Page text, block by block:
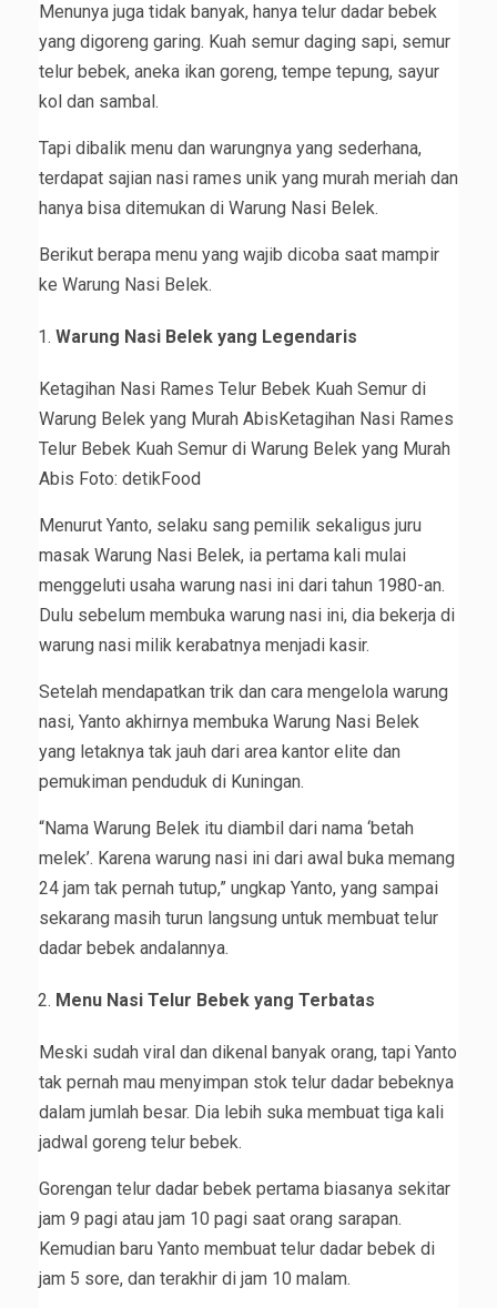
Menunya juga tidak banyak, hanya telur dadar bebek
yang digoreng garing. Kuah semur daging sapi, semur
telur bebek, aneka ikan goreng, tempe tepung, sayur
kol dan sambal.
Tapi dibalik menu dan warungnya yang sederhana,
terdapat sajian nasi rames unik yang murah meriah dan
hanya bisa ditemukan di Warung Nasi Belek.
Berikut berapa menu yang wajib dicoba saat mampir
ke Warung Nasi Belek.
Warung Nasi Belek yang Legendaris
Ketagihan Nasi Rames Telur Bebek Kuah Semur di
Warung Belek yang Murah AbisKetagihan Nasi Rames
Telur Bebek Kuah Semur di Warung Belek yang Murah
Abis Foto: detikFood
Menurut Yanto, selaku sang pemilik sekaligus juru
masak Warung Nasi Belek, ia pertama kali mulai
menggeluti usaha warung nasi ini dari tahun 1980-an.
Dulu sebelum membuka warung nasi ini, dia bekerja di
warung nasi milik kerabatnya menjadi kasir.
Setelah mendapatkan trik dan cara mengelola warung
nasi, Yanto akhirnya membuka Warung Nasi Belek
yang letaknya tak jauh dari area kantor elite dan
pemukiman penduduk di Kuningan.
“Nama Warung Belek itu diambil dari nama ‘betah
melek’. Karena warung nasi ini dari awal buka memang
24 jam tak pernah tutup,” ungkap Yanto, yang sampai
sekarang masih turun langsung untuk membuat telur
dadar bebek andalannya.
Menu Nasi Telur Bebek yang Terbatas
Meski sudah viral dan dikenal banyak orang, tapi Yanto
tak pernah mau menyimpan stok telur dadar bebeknya
dalam jumlah besar. Dia lebih suka membuat tiga kali
jadwal goreng telur bebek.
Gorengan telur dadar bebek pertama biasanya sekitar
jam 9 pagi atau jam 10 pagi saat orang sarapan.
Kemudian baru Yanto membuat telur dadar bebek di
jam 5 sore, dan terakhir di jam 10 malam.